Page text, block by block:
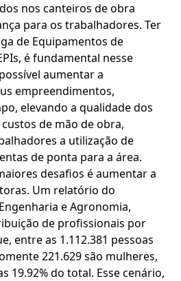
nos canteiros de obra
para os trabalhadores. Ter
de Equipamentos de
é fundamental nesse
aumentar a
empreendimentos,
elevando a qualidade dos
de mão de obra,
a utilização de
de ponta para a área.
desafios é aumentar a
Um relatório do
e Agronomia,
de profissionais por
entre as 1.112.381 pessoas
221.629 são mulheres,
19.92% do total. Esse cenário,